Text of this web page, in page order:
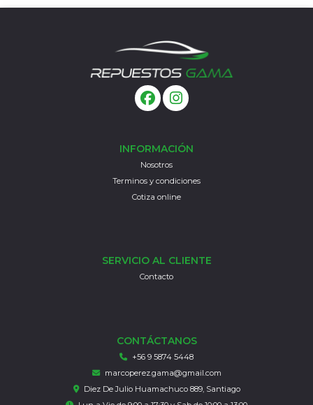
INFORMACIÓN
Nosotros
Terminos y condiciones
Cotiza online
SERVICIO AL CLIENTE
Contacto
CONTÁCTANOS
+56 9 5874 5448
marcoperez.gama@gmail.com
Diez De Julio Huamachuco 889, Santiago